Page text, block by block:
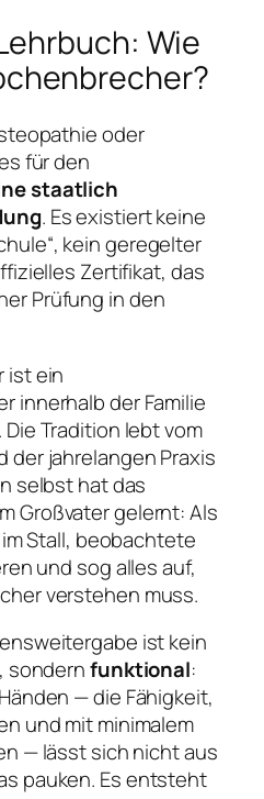
Wie
oder
für den
staatlich
. Es existiert keine
kein geregelter
Zertifikat, das
Prüfung in den
ist ein
innerhalb der Familie
Tradition lebt vom
der jahrelangen Praxis
selbst hat das
Großvater gelernt: Als
Stall, beobachtete
und sog alles auf,
verstehen muss.
ist kein
sondernfunktional:
— die Fähigkeit,
und mit minimalem
— lässt sich nicht aus
pauken. Es entsteht